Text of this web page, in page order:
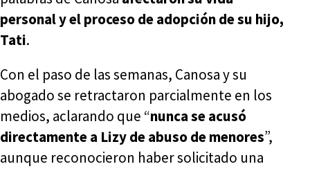
personal y el proceso de adopción de su hijo,
Tati.
Con el paso de las semanas, Canosa y su
abogado se retractaron parcialmente en los
medios, aclarando que “nunca se acusó
directamente a Lizy de abuso de menores”,
aunque reconocieron haber solicitado una